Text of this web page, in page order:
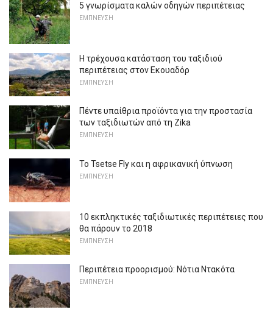
5 γνωρίσματα καλών οδηγών περιπέτειας
ΕΜΠΝΕΥΣΗ
Η τρέχουσα κατάσταση του ταξιδιού
περιπέτειας στον Εκουαδόρ
ΕΜΠΝΕΥΣΗ
Πέντε υπαίθρια προϊόντα για την προστασία
των ταξιδιωτών από τη Zika
ΕΜΠΝΕΥΣΗ
Το Tsetse Fly και η αφρικανική ύπνωση
ΕΜΠΝΕΥΣΗ
10 εκπληκτικές ταξιδιωτικές περιπέτειες που
θα πάρουν το 2018
ΕΜΠΝΕΥΣΗ
Περιπέτεια προορισμού: Νότια Ντακότα
ΕΜΠΝΕΥΣΗ